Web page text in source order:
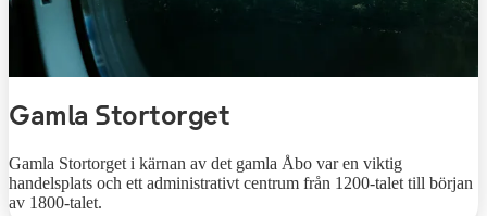
Gamla Stortorget
Gamla Stortorget i kärnan av det gamla Åbo var en viktig
handelsplats och ett administrativt centrum från 1200-talet till början
av 1800-talet.